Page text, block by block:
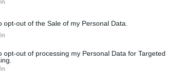
opt-out of the Sale of my Personal Data.
opt-out of processing my Personal Data for Targeted
εργάτη. Αυτή η δαπάνη εκπίπτει
στον ΕΦΚΑ αφορά εργάτες σε
κ.λπ. Σημειωτέον ότι εκπίπτει,
των εργατών, όπως σίτιση,
κ.λπ.